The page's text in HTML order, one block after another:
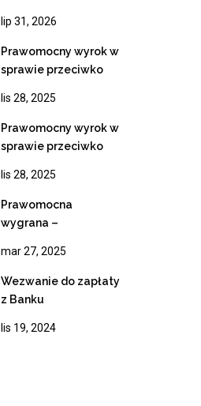
Wygrana z BNP
Paribas i ostateczne
unieważnienie
lip 31, 2026
Prawomocny wyrok w
sprawie przeciwko
Rekordowe tempo
rozpoznania apelacji
lis 28, 2025
Prawomocny wyrok w
sprawie przeciwko
upadłości Getin
Noble Bank
lis 28, 2025
Prawomocna
wygrana –
kredytowej Banku
Millennium
mar 27, 2025
Wezwanie do zapłaty
z Banku
lis 19, 2024